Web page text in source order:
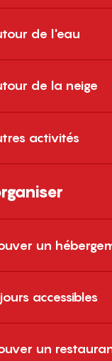
de l'eau
de la neige
activités
un
accessibles
un